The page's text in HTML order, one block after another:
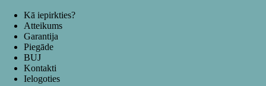
Kā iepirkties?
Atteikums
Garantija
Piegāde
BUJ
Kontakti
Ielogoties